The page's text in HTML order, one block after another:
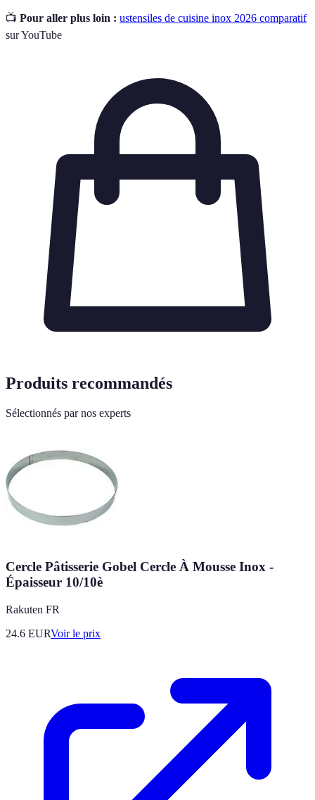
📺 Pour aller plus loin : ustensiles de cuisine inox 2026 comparatif
sur YouTube
Produits recommandés
Sélectionnés par nos experts
Cercle Pâtisserie Gobel Cercle À Mousse Inox -
Épaisseur 10/10è
Rakuten FR
24.6 EURVoir le prix